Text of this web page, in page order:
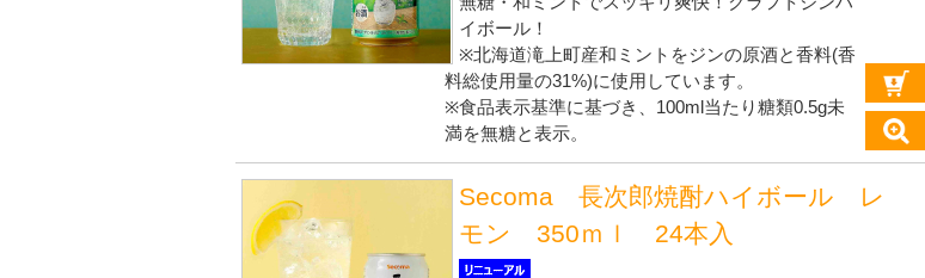
イボール！
※北海道滝上町産和ミントをジンの原酒と香料(香
料総使用量の31%)に使用しています。
※食品表示基準に基づき、100ml当たり糖類0.5g未
満を無糖と表示。
Secoma 長次郎焼酎ハイボール レ
モン 350ｍｌ 24本入